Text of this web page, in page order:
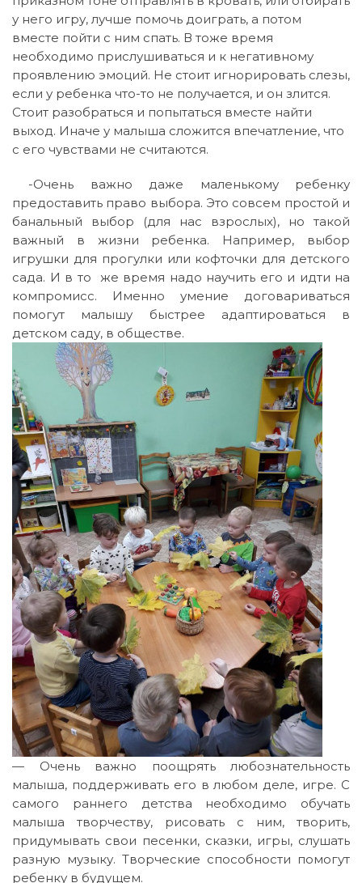
у него игру, лучше помочь доиграть, а потом
вместе пойти с ним спать. В тоже время
необходимо прислушиваться и к негативному
проявлению эмоций. Не стоит игнорировать слезы,
если у ребенка что-то не получается, и он злится.
Стоит разобраться и попытаться вместе найти
выход. Иначе у малыша сложится впечатление, что
с его чувствами не считаются.
-Очень важно даже маленькому ребенку
предоставить право выбора. Это совсем простой и
банальный выбор (для нас взрослых), но такой
важный в жизни ребенка. Например, выбор
игрушки для прогулки или кофточки для детского
сада. И в то же время надо научить его и идти на
компромисс. Именно умение договариваться
помогут малышу быстрее адаптироваться в
детском саду, в обществе.
— Очень важно поощрять любознательность
малыша, поддерживать его в любом деле, игре. С
самого раннего детства необходимо обучать
малыша творчеству, рисовать с ним, творить,
придумывать свои песенки, сказки, игры, слушать
разную музыку. Творческие способности помогут
ребенку в будущем.